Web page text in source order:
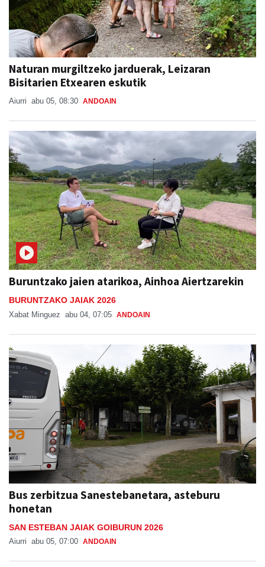
Naturan murgiltzeko jarduerak, Leizaran
Bisitarien Etxearen eskutik
Aiurri abu 05, 08:30 ANDOAIN
Buruntzako jaien atarikoa, Ainhoa Aiertzarekin
BURUNTZAKO JAIAK 2026
Xabat Minguez abu 04, 07:05 ANDOAIN
Bus zerbitzua Sanestebanetara, asteburu
honetan
SAN ESTEBAN JAIAK GOIBURUN 2026
Aiurri abu 05, 07:00 ANDOAIN